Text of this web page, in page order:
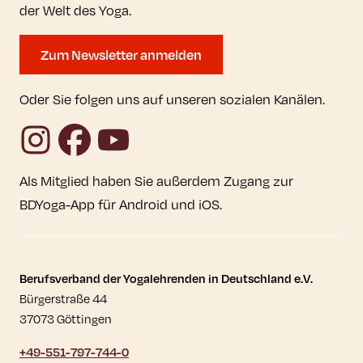
der Welt des Yoga.
Zum Newsletter anmelden
Oder Sie folgen uns auf unseren sozialen Kanälen.
InstagramFacebookYouTube
Als Mitglied haben Sie außerdem Zugang zur
BDYoga-App für Android und iOS.
Kontaktdaten und weitere Links
Berufsverband der Yogalehrenden in Deutschland e.V.
Bürgerstraße 44
37073 Göttingen
+49-551-797-744-0